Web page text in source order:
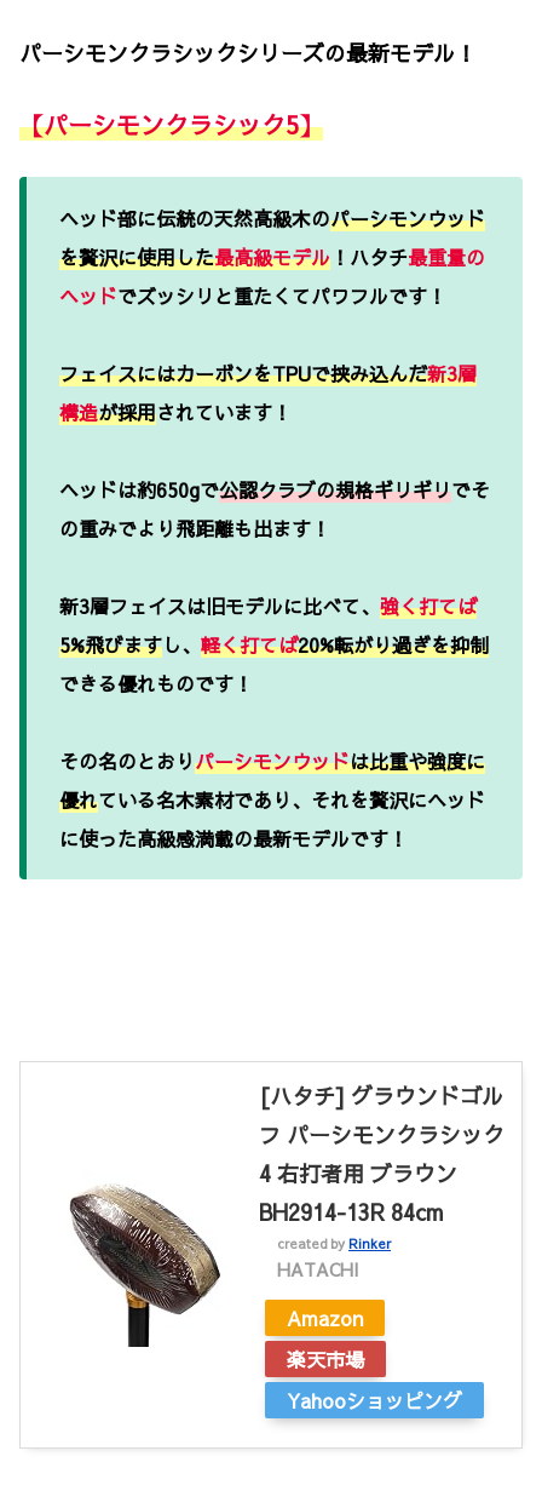
パーシモンクラシックシリーズの最新モデル！
【パーシモンクラシック5】
ヘッド部に伝統の天然高級木のパーシモンウッド
を贅沢に使用した最高級モデル ！ハタチ最重量の
ヘッドでズッシリと重たくてパワフルです！
フェイスにはカーボンをTPUで挟み込んだ新3層
構造が採用されています！
ヘッドは約650gで公認クラブの規格ギリギリでそ
の重みでより飛距離も出ます！
新3層フェイスは旧モデルに比べて、 強く打てば
5%飛びますし、 軽く打てば20%転がり過ぎを抑制
できる優れものです！
その名のとおりパーシモンウッドは比重や強度に
優れている名木素材であり、それを贅沢にヘッド
に使った高級感満載の最新モデルです！
[ハタチ] グラウンドゴル
フ パーシモンクラシック
4 右打者用 ブラウン
BH2914-13R 84cm
created by Rinker
HATACHI
Amazon
楽天市場
Yahooショッピング